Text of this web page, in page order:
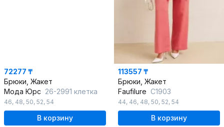
72277 ₸
Брюки, Жакет
Мода Юрс 26-2991 клетка
46, 48, 50, 52, 54
В корзину
113557 ₸
Брюки, Жакет
Faufilure С1903
44, 46, 48, 50, 52, 54
В корзину